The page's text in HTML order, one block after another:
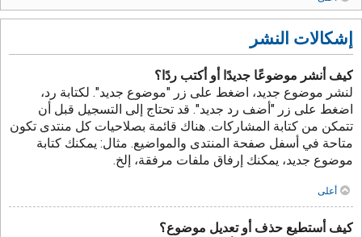
إشكالات النشر
كيف أنشر موضوعًا جديدًا أو أكتب ردًا؟
لنشر موضوع جديد، اضغط على زر "موضوع جديد". لكتابة رد،
اضغط على زر "أضف رد جديد". قد تحتاج إلى التسجيل قبل أن
تتمكن من كتابة المشاركات. هناك قائمة بصلاحيات كل منتدى تكون
متاحة في أسفل صفحة المنتدى والمواضيع. مثال: يمكنك كتابة
موضوع جديد، يمكنك إرفاق ملفات مرفقة، إلخ.
أعلى
كيف أستطيع حذف أو تعديل موضوع؟